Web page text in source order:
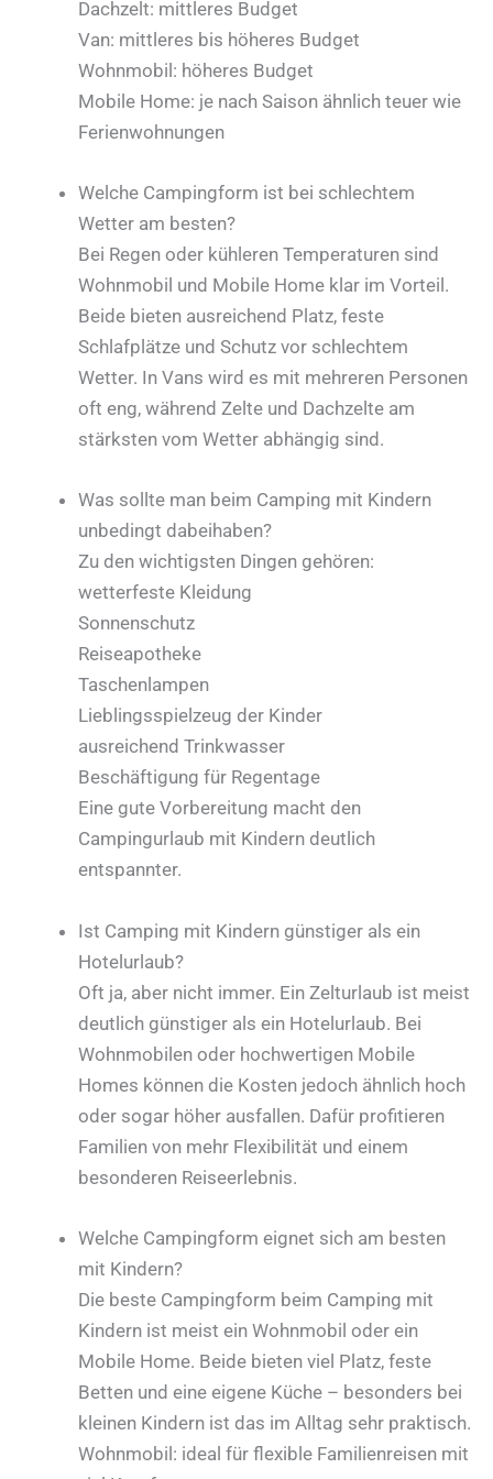
Dachzelt: mittleres Budget
Van: mittleres bis höheres Budget
Wohnmobil: höheres Budget
Mobile Home: je nach Saison ähnlich teuer wie
Ferienwohnungen
Welche Campingform ist bei schlechtem
Wetter am besten?
Bei Regen oder kühleren Temperaturen sind
Wohnmobil und Mobile Home klar im Vorteil.
Beide bieten ausreichend Platz, feste
Schlafplätze und Schutz vor schlechtem
Wetter. In Vans wird es mit mehreren Personen
oft eng, während Zelte und Dachzelte am
stärksten vom Wetter abhängig sind.
Was sollte man beim Camping mit Kindern
unbedingt dabeihaben?
Zu den wichtigsten Dingen gehören:
wetterfeste Kleidung
Sonnenschutz
Reiseapotheke
Taschenlampen
Lieblingsspielzeug der Kinder
ausreichend Trinkwasser
Beschäftigung für Regentage
Eine gute Vorbereitung macht den
Campingurlaub mit Kindern deutlich
entspannter.
Ist Camping mit Kindern günstiger als ein
Hotelurlaub?
Oft ja, aber nicht immer. Ein Zelturlaub ist meist
deutlich günstiger als ein Hotelurlaub. Bei
Wohnmobilen oder hochwertigen Mobile
Homes können die Kosten jedoch ähnlich hoch
oder sogar höher ausfallen. Dafür profitieren
Familien von mehr Flexibilität und einem
besonderen Reiseerlebnis.
Welche Campingform eignet sich am besten
mit Kindern?
Die beste Campingform beim Camping mit
Kindern ist meist ein Wohnmobil oder ein
Mobile Home. Beide bieten viel Platz, feste
Betten und eine eigene Küche – besonders bei
kleinen Kindern ist das im Alltag sehr praktisch.
Wohnmobil: ideal für flexible Familienreisen mit